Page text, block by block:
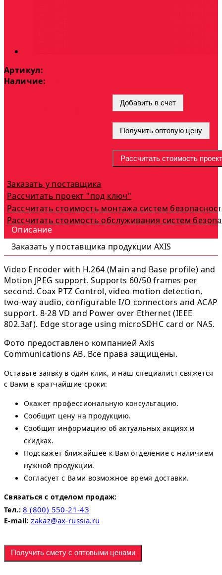
Артикул:
Наличие:
опт Добавить в счет
Получить оптовую цену
Рассчитать стоимость
Заказать у поставщика
Рассчитать проект "под ключ"
Рассчитать стоимость монтажа систем
Рассчитать стоимость обслуживания систем
Описание
Заказать у поставщика продукции AXIS
Video Encoder with H.264 (Main and Base profile) and
Motion JPEG support. Supports 60/50 frames per
second. Coax PTZ Control, video motion detection,
two-way audio, configurable I/O connectors and ACAP
support. 8-28 VD and Power over Ethernet (IEEE
802.3af). Edge storage using microSDHC card or NAS.
Фото предоставлено компанией Axis
Communications AB. Все права защищены.
Оставьте заявку в один клик, и наш специалист свяжется
с Вами в кратчайшие сроки:
Окажет профессиональную консультацию.
Сообщит цену на продукцию.
Сообщит информацию об актуальных акциях и
скидках.
Подскажет ближайшее к Вам отделение с наличием
нужной продукции.
Согласует с Вами возможное время доставки.
Связаться с отделом продаж:
Тел.: 8 (800) 550-21-43
E-mail: zakaz@ax-russia.ru
Получить смету с оптовыми ценами